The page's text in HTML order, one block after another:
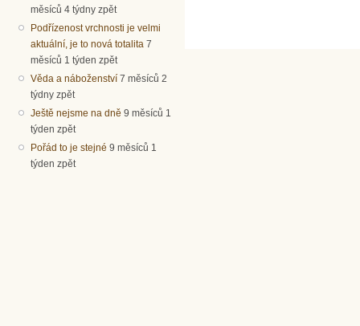
měsíců 4 týdny zpět
Podřízenost vrchnosti je velmi
aktuální, je to nová totalita 7
měsíců 1 týden zpět
Věda a náboženství 7 měsíců 2
týdny zpět
Ještě nejsme na dně 9 měsíců 1
týden zpět
Pořád to je stejné 9 měsíců 1
týden zpět